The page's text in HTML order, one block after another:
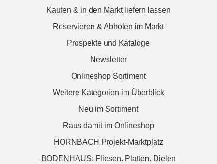
Kaufen & in den Markt liefern lassen
Reservieren & Abholen im Markt
Prospekte und Kataloge
Newsletter
Onlineshop Sortiment
Weitere Kategorien im Überblick
Neu im Sortiment
Raus damit im Onlineshop
HORNBACH Projekt-Marktplatz
BODENHAUS: Fliesen. Platten. Dielen